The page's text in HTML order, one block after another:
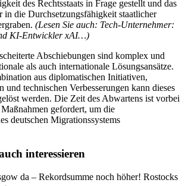
des Rechtsstaats in Frage gestellt und das
in die Durchsetzungsfähigkeit staatlicher
(Lesen Sie auch: Tech-Unternehmer:
KI-Entwickler xAI…)
Abschiebungen sind komplex und
als auch internationale Lösungsansätze.
aus diplomatischen Initiativen,
und technischen Verbesserungen kann dieses
werden. Die Zeit des Abwartens ist vorbei
gefordert, um die
deutschen Migrationssystems
interessieren